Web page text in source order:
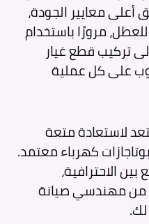
أعلى معايير الجودة،
مرورًا باستخدام
تركيب قطع غيار
مكتوب على كل عملية
لاستعادة متعة
كهرباء معتمد.
الاحترافية،
من مهندسي صيانة
لك.